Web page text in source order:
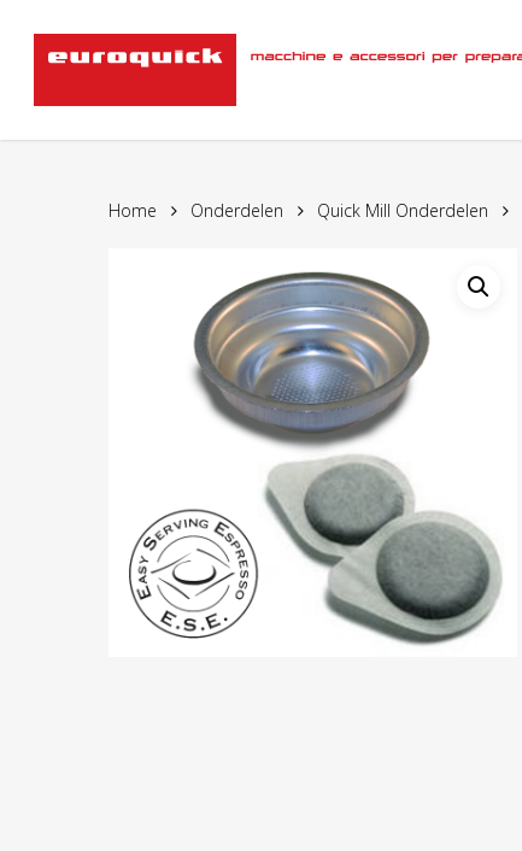
content
Home Onderdelen Quick Mill Onderdelen